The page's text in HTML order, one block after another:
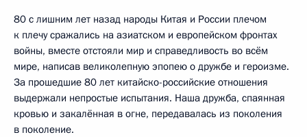
80 с лишним лет назад народы Китая и России плечом
к плечу сражались на азиатском и европейском фронтах
войны, вместе отстояли мир и справедливость во всём
мире, написав великолепную эпопею о дружбе и героизме.
За прошедшие 80 лет китайско-российские отношения
выдержали непростые испытания. Наша дружба, спаянная
кровью и закалённая в огне, передавалась из поколения
в поколение.